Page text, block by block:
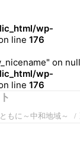
wp-
line 176
on
wp-
line 176
もに～中和地域～